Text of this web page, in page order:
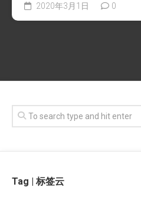
2020年3月1日 0
Tag | 标签云